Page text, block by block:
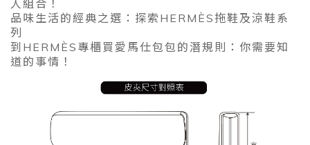
人組合！
品味生活的經典之選：探索HERMÈS拖鞋及涼鞋系
列
到HERMÈS專櫃買愛馬仕包包的潛規則：你需要知
道的事情！